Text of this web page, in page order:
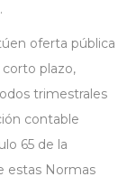
oferta pública
plazo,
trimestrales
contable
65 de la
estas Normas